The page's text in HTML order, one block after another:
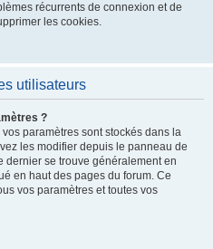
récurrents de connexion et de
les cookies.
utilisateurs
?
paramètres sont stockés dans la
les modifier depuis le panneau de
dernier se trouve généralement en
en haut des pages du forum. Ce
vos paramètres et toutes vos